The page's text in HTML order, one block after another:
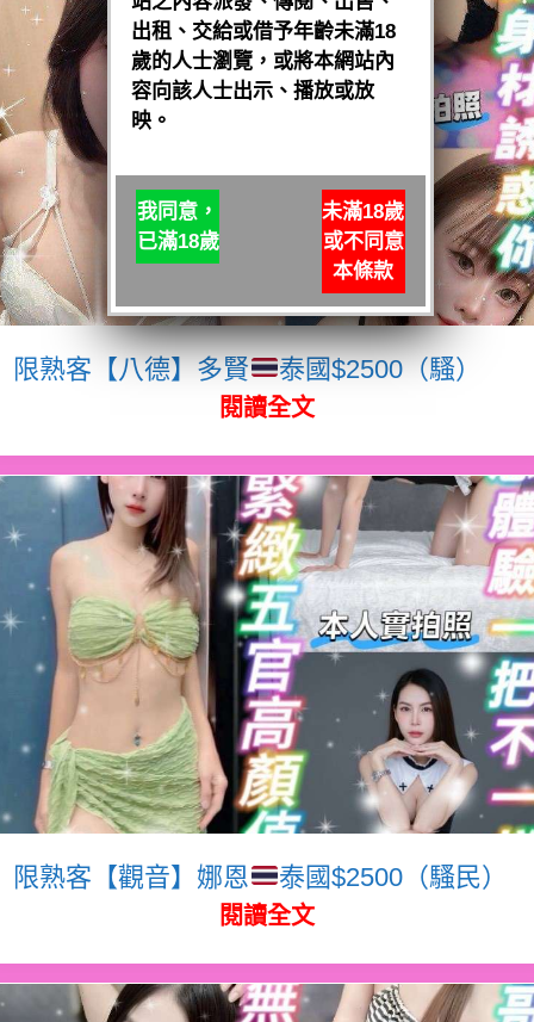
限熟客【八德】多賢 泰國$2500（騷）
閱讀全文
限熟客【觀音】娜恩 泰國$2500（騷民）
閱讀全文
出租、交給或借予年齡未滿18
歲的人士瀏覽，或將本網站內
容向該人士出示、播放或放
映。
我同意，
已滿18歲
未滿18歲
或不同意
本條款